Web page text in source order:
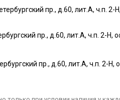
пр., д.60, лит.А, ч.п. 2-
пр., д.60, лит.А, ч.п. 2-Н,
пр., д.60, лит.А, ч.п. 2-Н,